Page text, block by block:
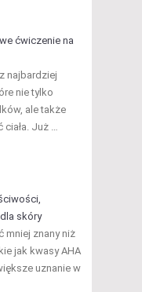
ćwiczenie na
najbardziej
nie tylko
ale także
Już …
skóry
mniej znany niż
jak kwasy AHA
uznanie w